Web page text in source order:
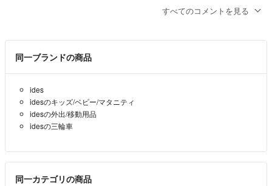
すべてのコメントを見る
同一ブランドの商品
ides
idesのキッズ/ベビー/マタニティ
idesの外出/移動用品
idesの三輪車
同一カテゴリの商品